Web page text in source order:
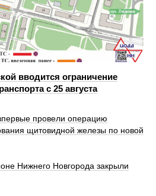
вводится ограничение
с 25 августа
провели операцию
щитовидной железы по новой
Нижнего Новгорода закрыли